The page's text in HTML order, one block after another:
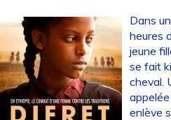
Dans
heures
jeune
se fait
cheval.
enlève